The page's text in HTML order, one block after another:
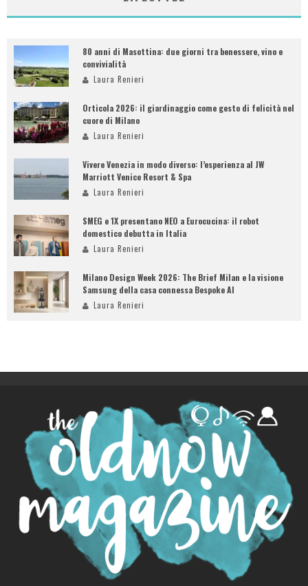
80 anni di Masottina: due giorni tra benessere, vino e
convivialità
Laura Renieri
Orticola 2026: il giardinaggio come gesto di felicità nel
cuore di Milano
Laura Renieri
Vivere Venezia in modo diverso: l’esperienza al JW
Marriott Venice Resort & Spa
Laura Renieri
SMEG e 1X presentano NEO a Eurocucina: il robot
domestico debutta in Italia
Laura Renieri
Milano Design Week 2026: The Brief Milan e la visione
Samsung della casa connessa Bespoke AI
Laura Renieri